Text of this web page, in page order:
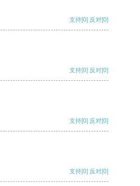
支持[0] 反对[0]
支持[0] 反对[0]
支持[0] 反对[0]
支持[0] 反对[0]